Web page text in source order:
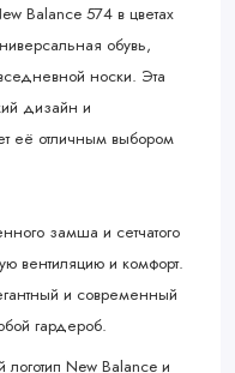
Balance 574 в цветах
обувь,
носки. Эта
дизайн и
её отличным выбором
замша и сетчатого
вентиляцию и комфорт.
и современный
гардероб.
логотип New Balance и